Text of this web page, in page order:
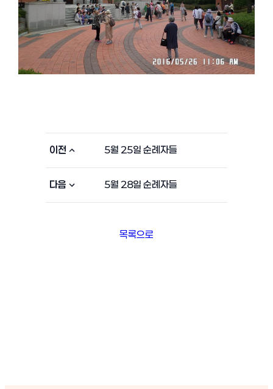
이전 5월 25일 순례자들
다음 5월 28일 순례자들
목록으로